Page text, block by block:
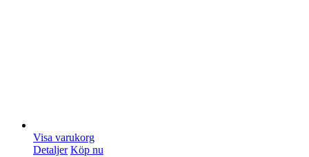
Visa varukorg
Detaljer Köp nu